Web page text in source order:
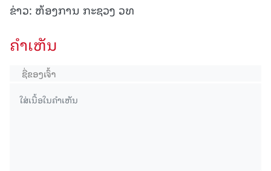
ຂ່າວ: ຫ້ອງການ ກະຊວງ ວທ
ຄໍາເຫັນ